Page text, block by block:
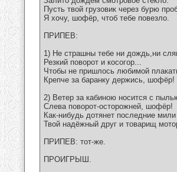
Пусть твой грузовик через бурю
Я хочу, шофёр, чтоб тебе повезло.
ПРИПЕВ:
1) Не страшны тебе ни дождь,ни
Резкий поворот и косогор...
Чтобы не пришлось любимой
Крепче за баранку держись, шофёр!
2) Ветер за кабиною носится с
Слева поворот-осторожней, шофёр!
Как-нибудь дотянет последние мили
Твой надёжный друг и товарищ
ПРИПЕВ: тот-же.
ПРОИГРЫШ.